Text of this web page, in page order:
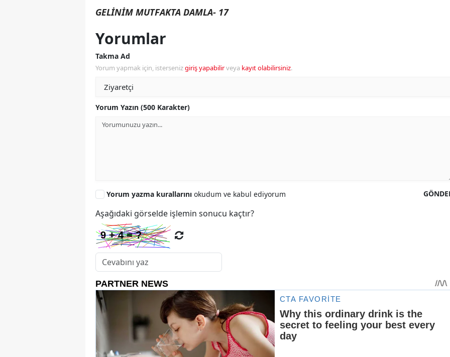
GELİNİM MUTFAKTA DAMLA- 17
Yorumlar
Takma Ad
Yorum yapmak için, istersenizgiriş yapabilirveya kayıt olabilirsiniz.
Yorum Yazın (500 Karakter)
Yorum yazma kurallarını okudum ve kabul ediyorum
Aşağıdaki görselde işlemin sonucu kaçtır?